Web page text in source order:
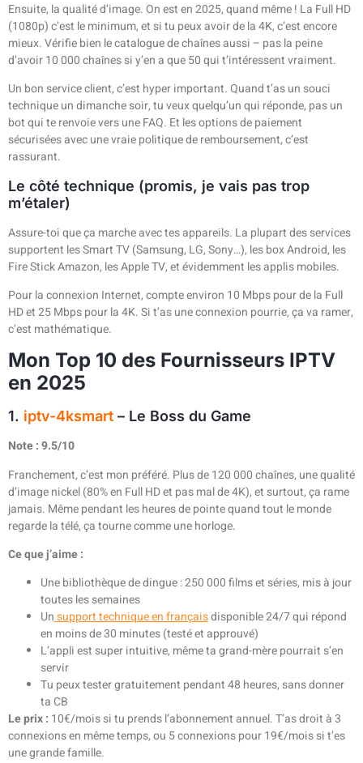
Ensuite, la qualité d’image. On est en 2025, quand même ! La Full HD
(1080p) c’est le minimum, et si tu peux avoir de la 4K, c’est encore
mieux. Vérifie bien le catalogue de chaînes aussi – pas la peine
d’avoir 10 000 chaînes si y’en a que 50 qui t’intéressent vraiment.
Un bon service client, c’est hyper important. Quand t’as un souci
technique un dimanche soir, tu veux quelqu’un qui réponde, pas un
bot qui te renvoie vers une FAQ. Et les options de paiement
sécurisées avec une vraie politique de remboursement, c’est
rassurant.
Le côté technique (promis, je vais pas trop
m’étaler)
Assure-toi que ça marche avec tes appareils. La plupart des services
supportent les Smart TV (Samsung, LG, Sony…), les box Android, les
Fire Stick Amazon, les Apple TV, et évidemment les applis mobiles.
Pour la connexion Internet, compte environ 10 Mbps pour de la Full
HD et 25 Mbps pour la 4K. Si t’as une connexion pourrie, ça va ramer,
c’est mathématique.
Mon Top 10 des Fournisseurs IPTV
en 2025
1. iptv-4ksmart – Le Boss du Game
Note : 9.5/10
Franchement, c’est mon préféré. Plus de 120 000 chaînes, une qualité
d’image nickel (80% en Full HD et pas mal de 4K), et surtout, ça rame
jamais. Même pendant les heures de pointe quand tout le monde
regarde la télé, ça tourne comme une horloge.
Ce que j’aime :
Une bibliothèque de dingue : 250 000 films et séries, mis à jour
toutes les semaines
Unsupport technique en françaisdisponible 24/7 qui répond
en moins de 30 minutes (testé et approuvé)
L’appli est super intuitive, même ta grand-mère pourrait s’en
servir
Tu peux tester gratuitement pendant 48 heures, sans donner
ta CB
Le prix : 10€/mois si tu prends l’abonnement annuel. T’as droit à 3
connexions en même temps, ou 5 connexions pour 19€/mois si t’es
une grande famille.